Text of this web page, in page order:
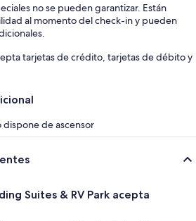
no se pueden garantizar. Están
al momento del check-in y pueden
tarjetas de crédito, tarjetas de débito y
de ascensor
Suites & RV Park acepta